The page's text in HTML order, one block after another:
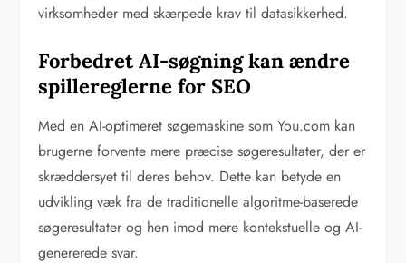
virksomheder med skærpede krav til datasikkerhed.
Forbedret AI-søgning kan ændre
spillereglerne for SEO
Med en AI-optimeret søgemaskine som You.com kan
brugerne forvente mere præcise søgeresultater, der er
skræddersyet til deres behov. Dette kan betyde en
udvikling væk fra de traditionelle algoritme-baserede
søgeresultater og hen imod mere kontekstuelle og AI-
genererede svar.